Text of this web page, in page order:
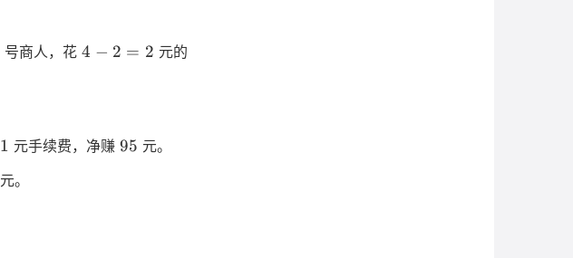
号商人，花4
4 − 2 = 2 元的
1
1 元手续费，净赚95
95 元。
元。